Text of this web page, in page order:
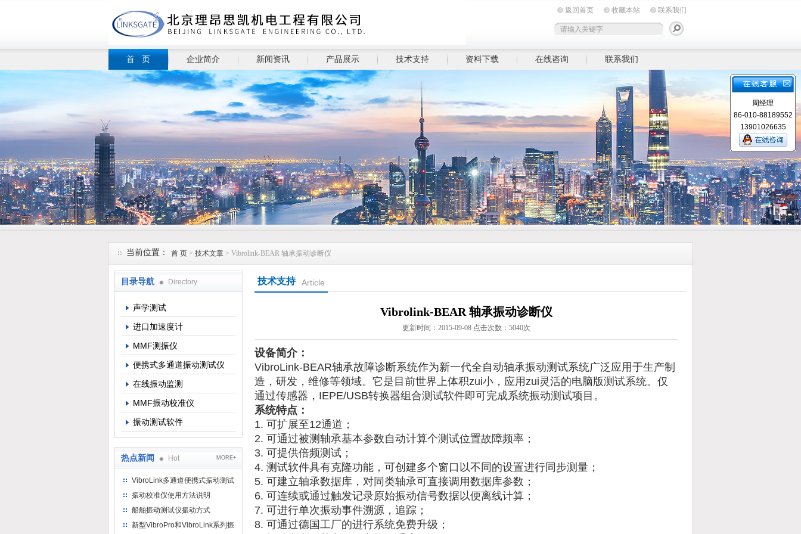
返回首页 收藏本站 联系我们
首 页 企业简介 新闻资讯 产品展示 技术支持 资料下载 在线咨询 联系我们
当前位置： 首 页 > 技术文章 > Vibrolink-BEAR 轴承振动诊断仪
目录导航 Directory
声学测试
进口加速度计
MMF测振仪
便携式多通道振动测试仪
在线振动监测
MMF振动校准仪
振动测试软件
热点新闻 Hot MORE+
VibroLink多通道便携式振动测试
仪
振动校准仪使用方法说明
船舶振动测试仪振动方式
新型VibroPro和VibroLink系列振
技术支持 Article
Vibrolink-BEAR 轴承振动诊断仪
更新时间：2015-09-08 点击次数：5040次
设备简介：
VibroLink-BEAR轴承故障诊断系统作为新一代全自动轴承振动测试系统广泛应用于生产制
造，研发，维修等领域。它是目前世界上体积zui小，应用zui灵活的电脑版测试系统。仅
通过传感器，IEPE/USB转换器组合测试软件即可完成系统振动测试项目。
系统特点：
1. 可扩展至12通道；
2. 可通过被测轴承基本参数自动计算个测试位置故障频率；
3. 可提供倍频测试；
4. 测试软件具有克隆功能，可创建多个窗口以不同的设置进行同步测量；
5. 可建立轴承数据库，对同类轴承可直接调用数据库参数；
6. 可连续或通过触发记录原始振动信号数据以便离线计算；
7. 可进行单次振动事件溯源，追踪；
8. 可通过德国工厂的进行系统免费升级；
周经理
86-010-88189552
13901026635